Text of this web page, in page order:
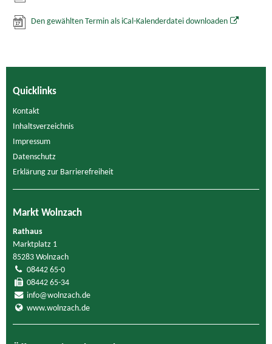
Den gewählten Termin als iCal-Kalenderdatei downloaden
Quicklinks
Kontakt
Inhaltsverzeichnis
Impressum
Datenschutz
Erklärung zur Barrierefreiheit
Markt Wolnzach
Rathaus
Marktplatz 1
85283 Wolnzach
08442 65-0
08442 65-34
info@wolnzach.de
www.wolnzach.de